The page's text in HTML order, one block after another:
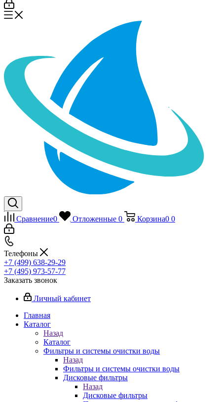
Сравнение0 Отложенные 0 Корзина0 0
Телефоны
+7 (499) 638-29-29
+7 (495) 973-57-77
Заказать звонок
Личный кабинет
Главная
Каталог
Назад
Каталог
Фильтры и системы очистки воды
Назад
Фильтры и системы очистки воды
Дисковые фильтры
Назад
Дисковые фильтры